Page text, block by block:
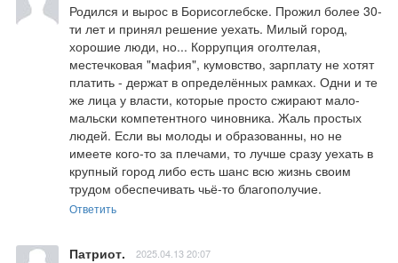
Родился и вырос в Борисоглебске. Прожил более 30-
ти лет и принял решение уехать. Милый город,
хорошие люди, но... Коррупция оголтелая,
местечковая "мафия", кумовство, зарплату не хотят
платить - держат в определённых рамках. Одни и те
же лица у власти, которые просто сжирают мало-
мальски компетентного чиновника. Жаль простых
людей. Если вы молоды и образованны, но не
имеете кого-то за плечами, то лучше сразу уехать в
крупный город либо есть шанс всю жизнь своим
трудом обеспечивать чьё-то благополучие.
Ответить
Патриот. 2025.04.13 20:07